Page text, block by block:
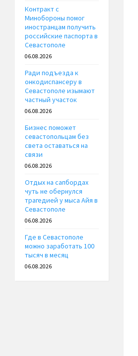
Контракт с
Минобороны помог
иностранцам получить
российские паспорта в
Севастополе
06.08.2026
Ради подъезда к
онкодиспансеру в
Севастополе изымают
частный участок
06.08.2026
Бизнес поможет
севастопольцам без
света оставаться на
связи
06.08.2026
Отдых на сапбордах
чуть не обернулся
трагедией у мыса Айя в
Севастополе
06.08.2026
Где в Севастополе
можно заработать 100
тысяч в месяц
06.08.2026